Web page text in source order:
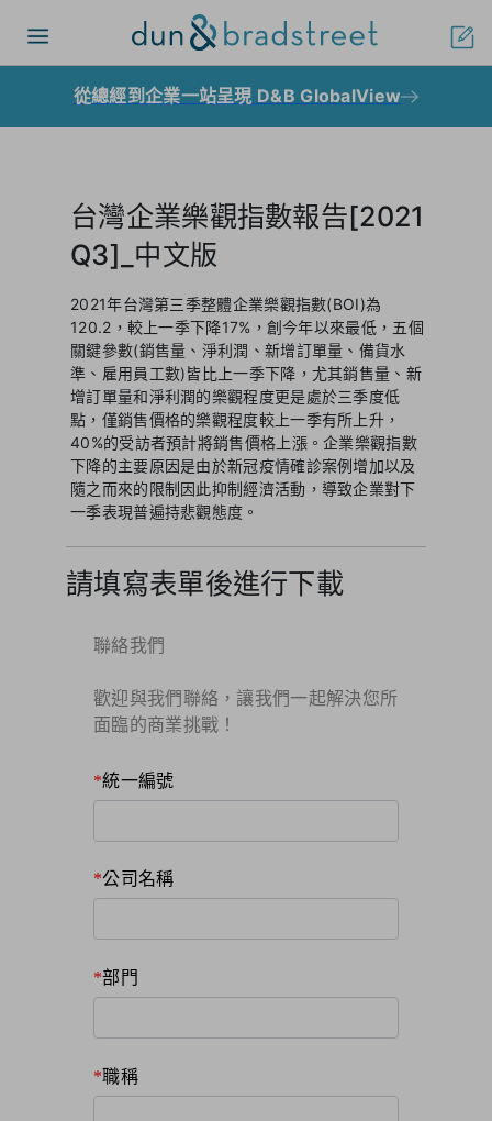
Toggle
從總經到企業一站呈現 D&B GlobalView
台灣企業樂觀指數報告[2021
Q3]_中文版
2021年台灣第三季整體企業樂觀指數(BOI)為
120.2，較上一季下降17%，創今年以來最低，五個
關鍵參數(銷售量、淨利潤、新增訂單量、備貨水
準、雇用員工數)皆比上一季下降，尤其銷售量、新
增訂單量和淨利潤的樂觀程度更是處於三季度低
點，僅銷售價格的樂觀程度較上一季有所上升，
40%的受訪者預計將銷售價格上漲。企業樂觀指數
下降的主要原因是由於新冠疫情確診案例增加以及
隨之而來的限制因此抑制經濟活動，導致企業對下
一季表現普遍持悲觀態度。
請填寫表單後進行下載
聯絡我們
歡迎與我們聯絡，讓我們一起解決您所
面臨的商業挑戰！​
統一編號
公司名稱
部門
職稱